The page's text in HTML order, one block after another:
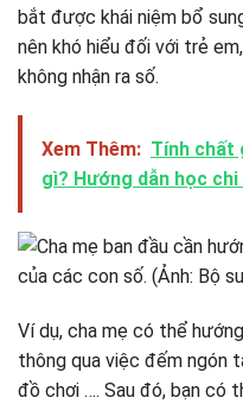
bắt được khái niệm bổ
nên khó hiểu đối với trẻ
không nhận ra số.
Xem Thêm: Tính chất
gì? Hướng dẫn học
Ví dụ, cha mẹ có thể
thông qua việc đếm ngón
đồ chơi …. Sau đó, bạn có